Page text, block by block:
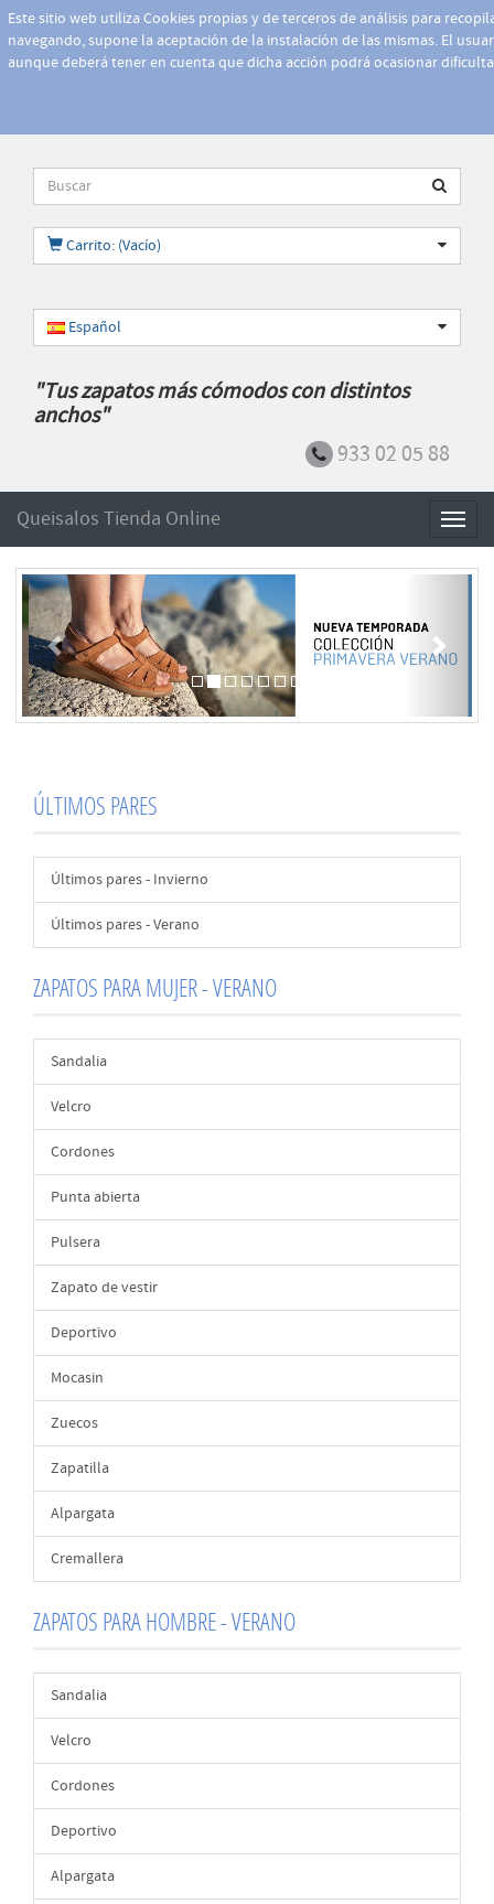
Este sitio web utiliza Cookies propias y de terceros de análisis para
navegando, supone la aceptación de la instalación de las mismas. El
aunque deberá tener en cuenta que dicha acción podrá ocasionar
Carrito: (Vacío)
Español
"Tus zapatos más cómodos con distintos
anchos"
933 02 05 88
Queisalos Tienda Online
Anterior
ÚLTIMOS PARES
Últimos pares - Invierno
Últimos pares - Verano
ZAPATOS PARA MUJER - VERANO
Sandalia
Velcro
Cordones
Punta abierta
Pulsera
Zapato de vestir
Deportivo
Mocasin
Zuecos
Zapatilla
Alpargata
Cremallera
ZAPATOS PARA HOMBRE - VERANO
Sandalia
Velcro
Cordones
Deportivo
Alpargata